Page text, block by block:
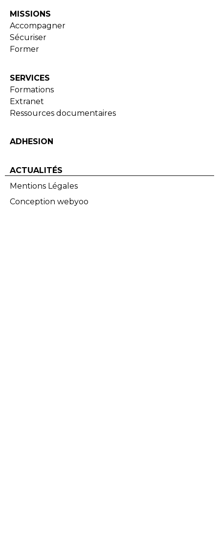
MISSIONS
Accompagner
Sécuriser
Former
SERVICES
Formations
Extranet
Ressources documentaires
ADHESION
ACTUALITÉS
Mentions Légales
Conception webyoo